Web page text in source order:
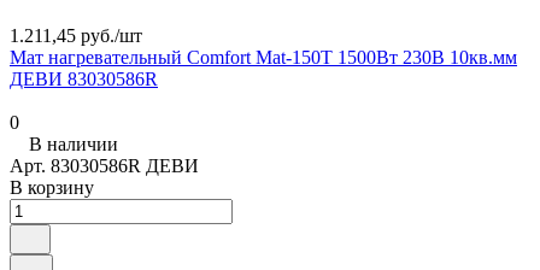
1.211,45 руб./шт
Мат нагревательный Comfort Mat-150T 1500Вт 230В 10кв.мм
ДЕВИ 83030586R
0
В наличии
Арт. 83030586R ДЕВИ
В корзину